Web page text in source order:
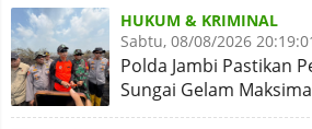
HUKUM & KRIMINAL
Sabtu, 08/08/2026
Polda Jambi Pastikan
Sungai Gelam